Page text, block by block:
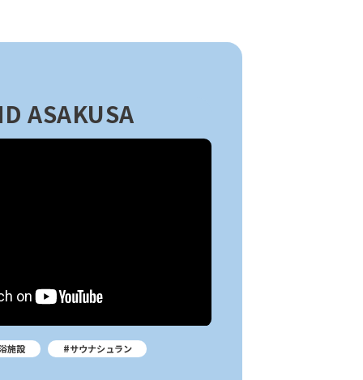
ASAKUSA
施設 #サウナシュラン